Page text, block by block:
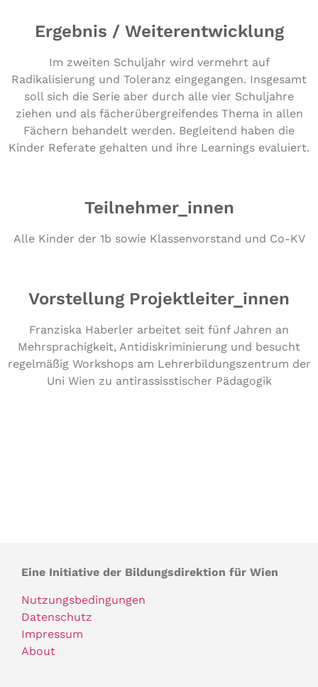
Ergebnis / Weiterentwicklung
Im zweiten Schuljahr wird vermehrt auf
Radikalisierung und Toleranz eingegangen. Insgesamt
soll sich die Serie aber durch alle vier Schuljahre
ziehen und als fächerübergreifendes Thema in allen
Fächern behandelt werden. Begleitend haben die
Kinder Referate gehalten und ihre Learnings evaluiert.
Teilnehmer_innen
Alle Kinder der 1b sowie Klas­sen­vor­stand und Co-KV
Vorstellung Projektleiter_innen
Franziska Haberler arbeitet seit fünf Jahren an
Mehrsprachigkeit, Antidiskriminierung und besucht
regelmäßig Workshops am Lehrerbildungszentrum der
Uni Wien zu antirassisstischer Pädagogik
Eine Initiative der Bildungsdirektion für Wien
Nutzungsbedingungen
Datenschutz
Impressum
About